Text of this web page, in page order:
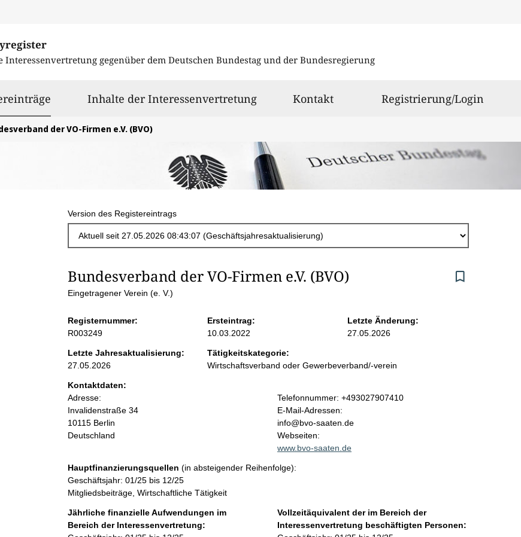
Interessenvertretung gegenüber dem Deutschen Bundestag und der Bundesregierung
ausgewähltInhalte der Interessenvertretung Kontakt Registrierung/Login
der VO-Firmen e.V. (BVO)
Version des Registereintrags
S
i
t
e
n
i
n
h
Bundesverband der VO-Firmen e.V. (BVO)
Eingetragener Verein (e. V.)
Registernummer:
R003249
Ersteintrag:
10.03.2022
Letzte Änderung:
27.05.2026
Letzte Jahresaktualisierung:
27.05.2026
Tätigkeitskategorie:
Wirtschaftsverband oder Gewerbeverband/-verein
Kontaktdaten:
Adresse:
Invalidenstraße 34
10115 Berlin
Deutschland
K
o
n
t
a
t
f
o
Telefonnummer: +493027907410
E-Mail-Adressen:
info@bvo-saaten.de
Webseiten:
www.bvo-saaten.de
Hauptfinanzierungsquellen (in absteigender Reihenfolge):
Geschäftsjahr: 01/25 bis 12/25
Mitgliedsbeiträge, Wirtschaftliche Tätigkeit
Jährliche finanzielle Aufwendungen im
Bereich der Interessenvertretung:
Vollzeitäquivalent der im Bereich der
Interessenvertretung beschäftigten Personen: